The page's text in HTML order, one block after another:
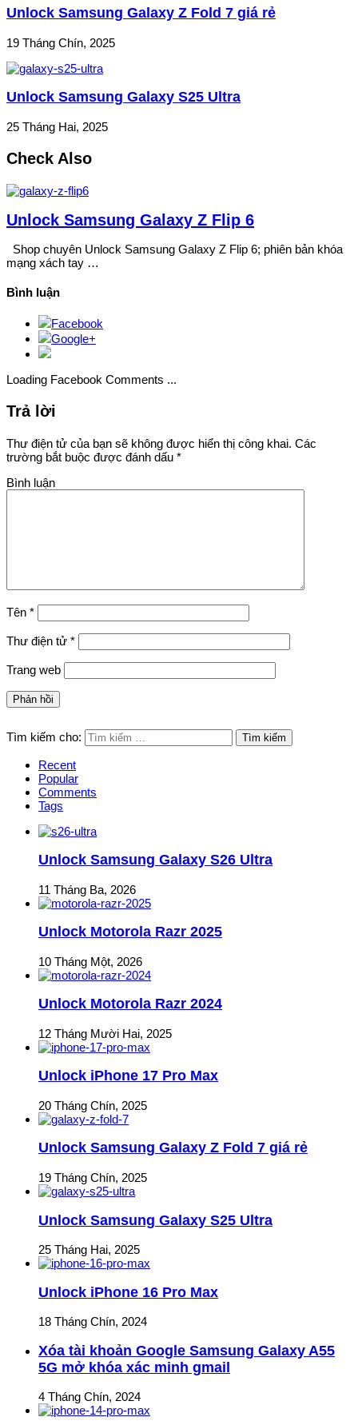
Unlock Samsung Galaxy Z Fold 7 giá rẻ
19 Tháng Chín, 2025
Unlock Samsung Galaxy S25 Ultra
25 Tháng Hai, 2025
Check Also
Unlock Samsung Galaxy Z Flip 6
Shop chuyên Unlock Samsung Galaxy Z Flip 6; phiên bản khóa
mạng xách tay …
Bình luận
Facebook
Google+
Loading Facebook Comments ...
Trả lời
Thư điện tử của bạn sẽ không được hiển thị công khai. Các
trường bắt buộc được đánh dấu *
Bình luận
Tên *
Thư điện tử *
Trang web
Tìm kiếm cho:
Recent
Popular
Comments
Tags
Unlock Samsung Galaxy S26 Ultra
11 Tháng Ba, 2026
Unlock Motorola Razr 2025
10 Tháng Một, 2026
Unlock Motorola Razr 2024
12 Tháng Mười Hai, 2025
Unlock iPhone 17 Pro Max
20 Tháng Chín, 2025
Unlock Samsung Galaxy Z Fold 7 giá rẻ
19 Tháng Chín, 2025
Unlock Samsung Galaxy S25 Ultra
25 Tháng Hai, 2025
Unlock iPhone 16 Pro Max
18 Tháng Chín, 2024
Xóa tài khoản Google Samsung Galaxy A55
5G mở khóa xác minh gmail
4 Tháng Chín, 2024